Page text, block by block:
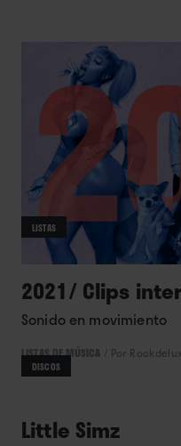
LISTAS
2021/ Clips
Sonido en movimiento
LISTAS DE MÚSICA Por Rockdelux